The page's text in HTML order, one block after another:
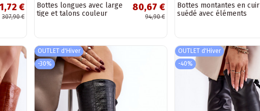
€
307,90 €
Bottes longues avec large
tige et talons couleur
80,67 €
94,90 €
Bottes montantes en cuir
suédé avec éléments
OUTLET d'Hiver
-30%
OUTLET d'Hiver
-40%